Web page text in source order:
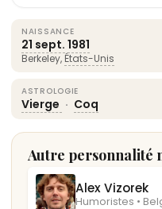
NAISSANCE
21 sept. 1981
Berkeley, États-Unis
ASTROLOGIE
Vierge · Coq
Autre personnalité
Alex Vizorek
Humoristes •